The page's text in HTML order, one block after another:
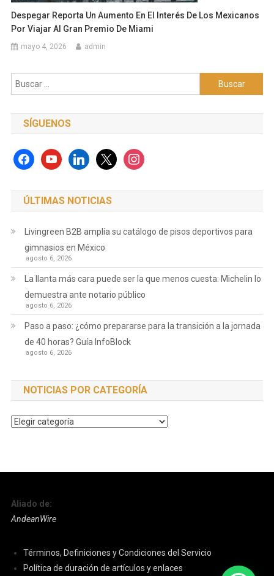
Despegar Reporta Un Aumento En El Interés De Los Mexicanos
Por Viajar Al Gran Premio De Miami
mayo 4, 2026 admin
Buscar:
SÍGUENOS
facebookyoutubelinkedinx instagram
ÚLTIMAS NOTICIAS
Livingreen B2B amplía su catálogo de pisos deportivos para
gimnasios en México
agosto 6, 2026
La llanta más cara puede ser la que menos cuesta: Michelin lo
demuestra ante notario público
agosto 6, 2026
Paso a paso: ¿cómo prepararse para la transición a la jornada
de 40 horas? Guía InfoBlock
agosto 6, 2026
NOTICIAS POR CATEGORÍA
Noticias
Aliado de:
AndeanWire
Términos, Definiciones y Condiciones del Servicio
Política de duración de artículos y enlaces